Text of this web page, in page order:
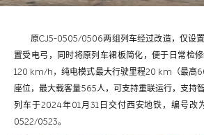
原CJ5-0505/0506两组列车经过改造，仅设
置受电弓，同时将原列车裙板简化，便于日常检
120 km/h，纯电模式最大行驶里程20 km（最高
座位，最大载客量565人，可支持重联运行，支持
列车于2024年01月31日交付西安地铁，编号改
0522/0523。